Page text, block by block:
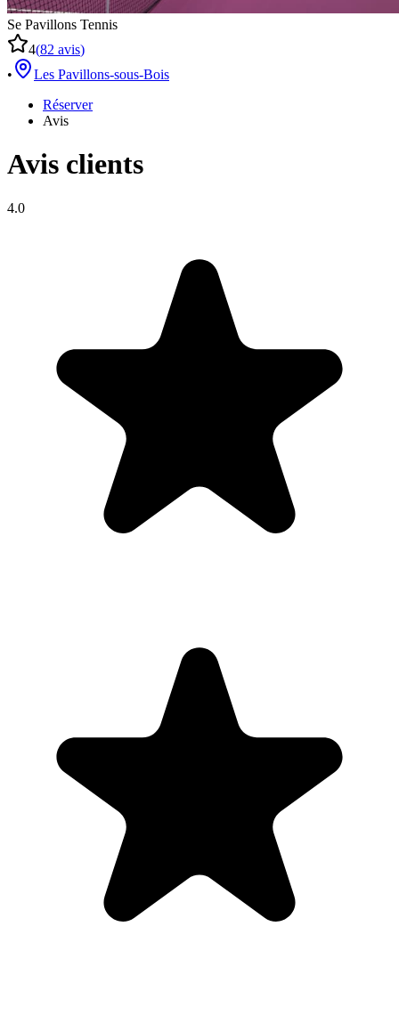
Se Pavillons Tennis
4(82 avis)
•
Les Pavillons-sous-Bois
Réserver
Avis
Avis clients
4.0